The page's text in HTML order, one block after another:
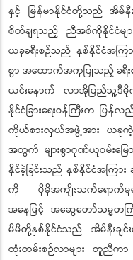
နှင့် မြန်မာနိုင်ငံတို့သည် အိမ်နီး
စိတ်ချရသည့် ညီအစ်ကိုနိုင်ငံမျာ
ယခုခရီးစဉ်သည် နှစ်နိုင်ငံအကြာ
စွာ အထောက်အကူပြုသည့် ခရီးစဉ်
ယင်းနောက် လာအိုပြည်သူ့ဒီမို
နိုင်ငံခြားရေးဝန်ကြီးက ပြန်
ကိုယ်စားလှယ်အဖွဲ့အား ယခုကဲ့
အတွက် များစွာဂုဏ်ယူဝမ်းမြေ
နိုင်ခဲ့ခြင်းသည် နှစ်နိုင်ငံအကြာ
ကို ပိုမိုအကျိုးသက်ရောက်မှုမျာ
အနေဖြင့် အဆွေတော်သမ္မတက
မိမိတို့နှစ်နိုင်ငံသည် အိမ်နီးချင်းက
ထုံးတမ်းစဉ်လာများ တူညီက